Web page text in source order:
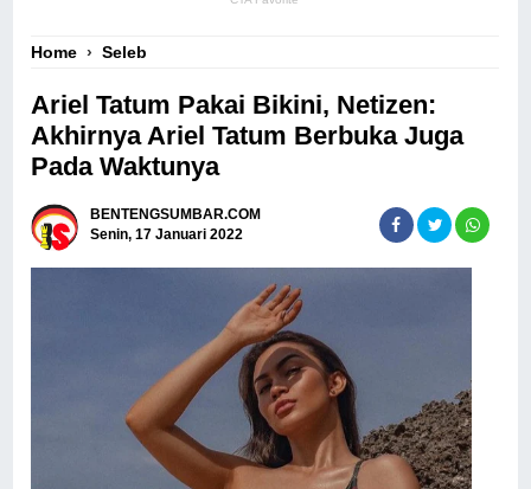
Home ›Seleb
Ariel Tatum Pakai Bikini, Netizen:
Akhirnya Ariel Tatum Berbuka Juga
Pada Waktunya
BENTENGSUMBAR.COM
Senin, 17 Januari 2022